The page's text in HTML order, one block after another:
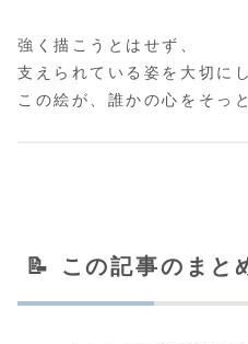
強く描こうとはせず、
支えられている姿を大切に
この絵が、誰かの心をそっ
📝 この記事のまと